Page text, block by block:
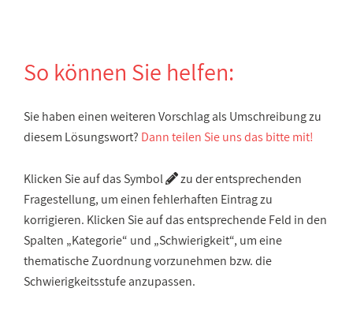
So können Sie helfen:
Sie haben einen weiteren Vorschlag als Umschreibung zu
diesem Lösungswort? Dann teilen Sie uns das bitte mit!
Klicken Sie auf das Symbol
zu der entsprechenden
Fragestellung, um einen fehlerhaften Eintrag zu
korrigieren. Klicken Sie auf das entsprechende Feld in den
Spalten „Kategorie“ und „Schwierigkeit“, um eine
thematische Zuordnung vorzunehmen bzw. die
Schwierigkeitsstufe anzupassen.